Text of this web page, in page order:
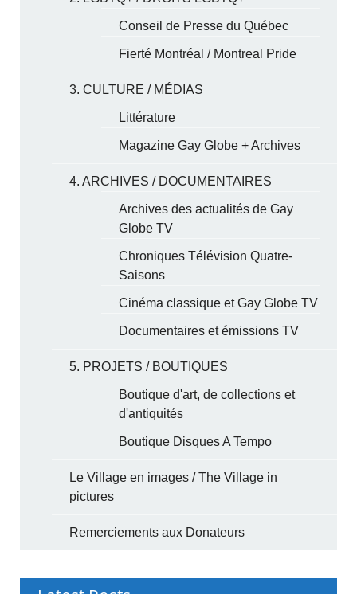
Conseil de Presse du Québec
Fierté Montréal / Montreal Pride
3. CULTURE / MÉDIAS
Littérature
Magazine Gay Globe + Archives
4. ARCHIVES / DOCUMENTAIRES
Archives des actualités de Gay
Globe TV
Chroniques Télévision Quatre-
Saisons
Cinéma classique et Gay Globe TV
Documentaires et émissions TV
5. PROJETS / BOUTIQUES
Boutique d'art, de collections et
d'antiquités
Boutique Disques A Tempo
Le Village en images / The Village in
pictures
Remerciements aux Donateurs